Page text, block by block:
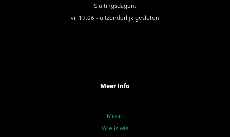
Sluitingsdagen:
vr. 19.06 - uitzonderlijk gesloten
Meer info
Missie
Wie is wie